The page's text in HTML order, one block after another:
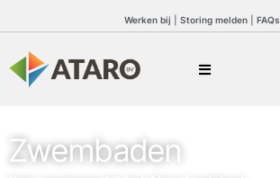
Werken bij Storing melden| FAQs
Zwembaden